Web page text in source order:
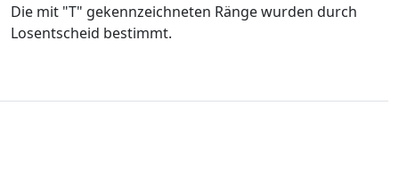
Die mit "T" gekennzeichneten Ränge wurden durch
Losentscheid bestimmt.